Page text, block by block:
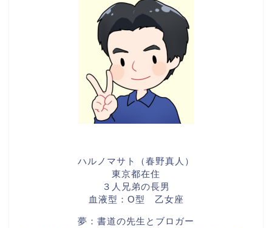
ハルノマサト（春野真人）
東京都在住
３人兄弟の長男
血液型：O型 乙女座
夢：書道の先生とブロガー